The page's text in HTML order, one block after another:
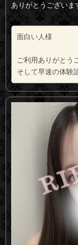
ありがとうございま
面白い人様
ご利用ありがとう
そして早速の体験